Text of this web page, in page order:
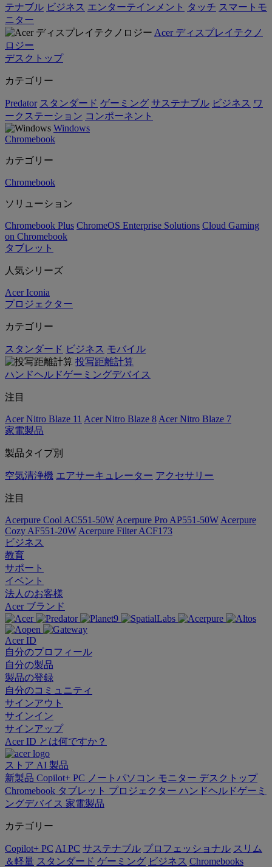
テナブル ビジネス エンターテインメント タッチ スマートモ
ニター
Acer ディスプレイテクノ
ロジー
デスクトップ
カテゴリー
Predator スタンダード ゲーミング サステナブル ビジネス ワ
ークステーション コンポーネント
Windows
Chromebook
カテゴリー
Chromebook
ソリューション
Chromebook Plus ChromeOS Enterprise Solutions Cloud Gaming
on Chromebook
タブレット
人気シリーズ
Acer Iconia
プロジェクター
カテゴリー
スタンダード ビジネス モバイル
投写距離計算
ハンドヘルドゲーミングデバイス
注目
Acer Nitro Blaze 11 Acer Nitro Blaze 8 Acer Nitro Blaze 7
家電製品
製品タイプ別
空気清浄機 エアサーキュレーター アクセサリー
注目
Acerpure Cool AC551-50W Acerpure Pro AP551-50W Acerpure
Cozy AF551-20W Acerpure Filter ACF173
ビジネス
教育
サポート
イベント
法人のお客様
Acer ブランド
Acer ID
自分のプロフィール
自分の製品
製品の登録
自分のコミュニティ
サインアウト
サインイン
サインアップ
Acer ID とは何ですか？
ストア AI 製品
新製品 Copilot+ PC ノートパソコン モニター デスクトップ
Chromebook タブレット プロジェクター ハンドヘルドゲーミ
ングデバイス 家電製品
カテゴリー
Copilot+ PC AI PC サステナブル プロフェッショナル スリム
＆軽量 スタンダード ゲーミング ビジネス Chromebooks